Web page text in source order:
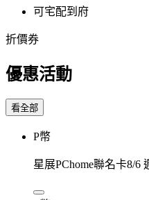
可宅配到府
折價券
優惠活動
看全部
P幣
星展PChome聯名卡8/6